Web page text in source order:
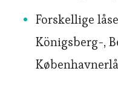
Forskellige
Königsberg-,